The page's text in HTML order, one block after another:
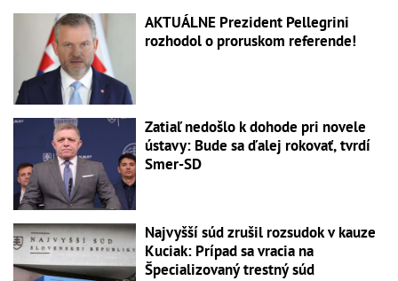
AKTUÁLNE Prezident Pellegrini
rozhodol o proruskom referende!
Zatiaľ nedošlo k dohode pri novele
ústavy: Bude sa ďalej rokovať, tvrdí
Smer-SD
Najvyšší súd zrušil rozsudok v kauze
Kuciak: Prípad sa vracia na
Špecializovaný trestný súd